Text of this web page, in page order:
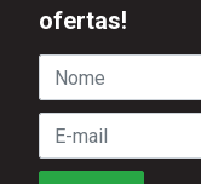
ofertas!